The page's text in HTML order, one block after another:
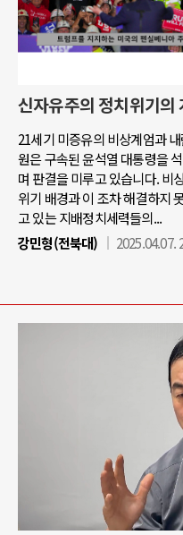
신자유주의 정치위기의
21세기 미증유의 비상계엄과
원은 구속된 윤석열 대통령을
며 판결을 미루고 있습니다. 비
위기 배경과 이 조차 해결하지
고 있는 지배정치세력들의...
강민형(전북대)
2025.04.07.